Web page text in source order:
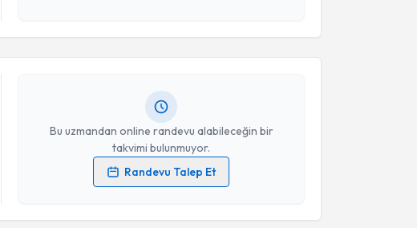
Bu uzmandan online randevu alabileceğin bir
takvimi bulunmuyor.
Randevu Talep Et
Size bu uzmandan randevu almanız için bir takvim
hazırlandığında e-posta ile bilgilendireceğiz.
Kişisel verilerimin işlenmesine ilişkinAydınlatma Metni
işlenmesini kabul ediyorum.
Randevu Takvimi Talebi